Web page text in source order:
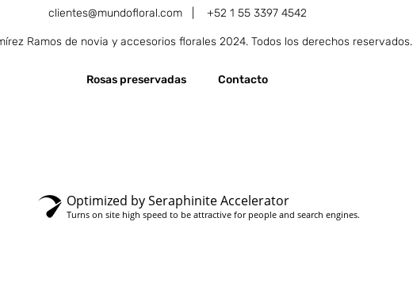
clientes@mundofloral.com | +52 1 55 3397 4542
Ramos de novia y accesorios florales 2024. Todos los derechos reservados.
Rosas preservadas Contacto
Optimized by Seraphinite Accelerator
Turns on site high speed to be attractive for people and search engines.